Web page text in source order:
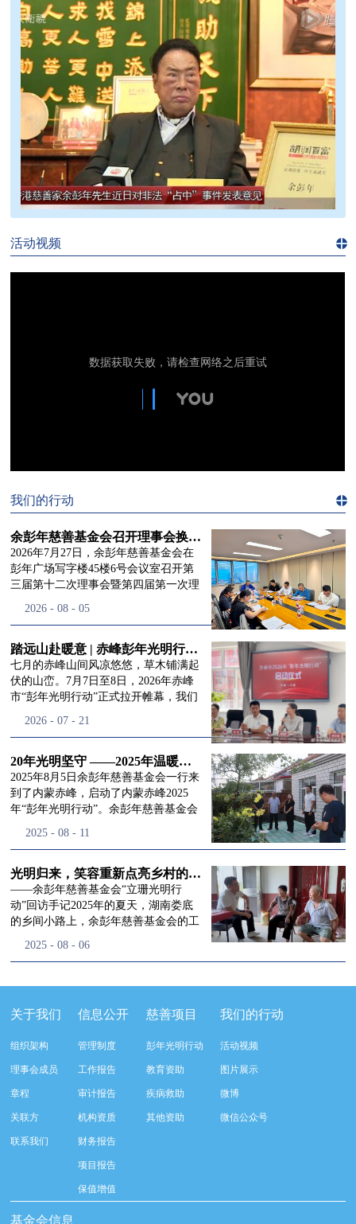
建信息
频道
活动视频
我们的行动
余彭年慈善基金会召开理事会换届会议
2026年7月27日，余彭年慈善基金会在
彭年广场写字楼45楼6号会议室召开第
三届第十二次理事会暨第四届第一次理
徐滨先生；副理事长兼秘书长彭志兵先
生、李玲辉先生、郭启兴先生及梅鑫先
生，现场列席人员:监事孙海跃先生，联
合党支部书记曾层同志。本次会议由理
事长徐滨主持，会议出席人数超过理事
换届会议严格按照基金会章程规定流程
同回顾了基金会过往任期内在助学兴
教、医疗救助、公益事业普惠等多个领
域深耕耕耘的公益历程，充分肯定了第
三届理事会全体成员多年来接续付出的
民、济世利人"的慈善理念所做出的突
流程，完成了新一届治理层的选举任
命，全新的第四届理事会正式组建完
成：选举彭志兵、徐滨、彭新英、李
栋、李玲辉、郭启兴、梅鑫为余彭年慈
余彭年慈善基金会第四届理事会监事。
徐滨先生当选余彭年慈善基金会第四届
先生依次为新一任理事长徐滨先生及秘
新起点上，基金会将始终坚守创立初
心，继续沿着余彭年先生的慈善足迹稳
步前行：一方面将持续巩固已有的品牌
公益项目优势，把帮扶资源更精准地向
索适配新时代公益环境的创新路径，联
动更多社会爱心力量，搭建更透明、更
阔的角落，用实际行动践行"取之于社
会、用之于社会"的公益承诺。未来，
余彭年慈善基金会将在新一届理事会的
带领下，以更饱满的热忱投身公益慈善
2026 - 08 - 05
踏远山赴暖意 | 赤峰彭年光明行动启程，入户回访接住乡亲眼底的光亮
七月的赤峰山间风凉悠悠，草木铺满起
伏的山峦。7月7日至8日，2026年赤峰
市“彭年光明行动”正式拉开帷幕，我们
土地，赴一场延续了二十一年的光明之
残联唐婷婷理事长到场参与本次启动活
动，由衷肯定了基金会坚持二十一年深
耕光明帮扶的坚守，也向长久奔走推进
项目的我们表达了谢意。二十一年时光
市与县域，一趟趟奔赴偏远地区，只为
景，这份认可，也让我们更加笃定前行
的脚步。启动仪式落幕之后，我们没有
即刻返程，联合赤峰市残联的工作人
员、专业医护队伍走入乡间小路，随机
小路弯弯曲曲，两边是繁茂的林木，我
家中。简朴的乡村民居陈设简单，老人
往日家中大大小小的农活，全都压在了
老伴一人肩上。此前季爷爷的左眼早已
彻底失明，卧床的日子里视野一片昏
暗，行动受限再加上双目近乎失明，老
人常常对往后的生活满心忧虑。得益于
去年项目开展的右眼手术，如今他的右
眼重获视力，平日里能够看清手机屏
幕，简单的日常起居也可以自己打理不
少。聊天的时候季爷爷语气满是庆
幸：“本来走路就不利索，要是双眼都
看不见，真的不敢设想往后的日子。现
2026 - 07 - 21
20年光明坚守 ——2025年温暖启程“彭年光明行动”内蒙赤峰
2025年8月5日余彭年慈善基金会一行来
到了内蒙赤峰，启动了内蒙赤峰2025
年“彭年光明行动”。余彭年慈善基金会
欣以及余彭年慈善基金会志愿者姜颖妍
峰市残联理事长孙德欣对我们“彭年光
明行动”给予了高度的肯定，他表示“彭
年光明行动”不仅仅是帮助白内障患者
恢复光明，最重要的是减轻了患者家庭
事业的生动体现。随后余彭年慈善基金
光明行动”在内蒙的点点滴滴，并希望
覆盖，加强术后随访与科普宣传，同时
仪式后余彭年慈善基金会一行实地探访
了项目实施的一线情况，详细了解了患
流程就诊环节。 探访结束后，我们一行
开始对参与项目的患者进行了随机的回
项目的患者进行了随机的回访。居住在
松山区三道井子村的王奶奶左眼一直视
检查治疗。村里的赵书记在走访过程中
2025 - 08 - 11
光明归来，笑容重新点亮乡村的角落
——余彭年慈善基金会“立珊光明行
动”回访手记2025年的夏天，湖南娄底
的乡间小路上，余彭年慈善基金会的工
着一份特别的牵挂，走进了一个个普通
曾经被白内障困扰的老人，在接受
发生了怎样的变化。“现在能看清菜苗
来到涟源市渡头塘乡洪家村。72岁的曾
爷爷正在自家菜地里忙碌。他曾是村里
见，另一只眼睛的视力也越来越差。以
前，他看不清鱼塘的水位，也分不清菜
术后，眼睛亮堂多了！”老人笑着说。
现在，他能清楚地看到鱼塘里鱼儿游动
杂草。尽管手部有残疾，但他在田埂上
2025 - 08 - 06
们的行
动
道>>
关于我们
组织架构
理事会成员
章程
关联方
联系我们
信息公开
管理制度
工作报告
审计报告
机构资质
财务报告
项目报告
保值增值
慈善项目
彭年光明行动
教育资助
疾病救助
其他资助
我们的行动
活动视频
图片展示
微博
微信公众号
基金会信息